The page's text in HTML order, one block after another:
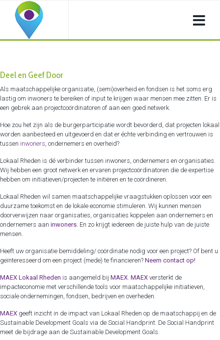
Deel en Geef Door
Als maatschappelijke organisatie, (semi)overheid en fondsen is het soms erg
lastig om inwoners te bereiken of input te krijgen waar mensen mee zitten. Er is
een gebrek aan projectcoördinatoren of aan een goed netwerk.
Hoe zou het zijn als de burgerparticipatie wordt bevorderd, dat projecten lokaal
worden aanbesteed en uitgevoerd en dat er échte verbinding en vertrouwen is
tussen inwoners, ondernemers en overheid?
Lokaal Rheden is dé verbinder tussen inwoners, ondernemers en organisaties.
Wij hebben een groot netwerk en ervaren projectcoördinatoren die de expertise
hebben om initiatieven/projecten te initiëren en te coördineren.
Lokaal Rheden wil samen maatschappelijke vraagstukken oplossen voor een
duurzame toekomst en de lokale economie stimuleren. Wij kunnen mensen
doorverwijzen naar organisaties, organisaties koppelen aan ondernemers en
ondernemers aan inwoners. En zo krijgt iedereen de juiste hulp van de juiste
mensen.
Heeft uw organisatie bemiddeling/ coördinatie nodig voor een project? Of bent u
geïnteresseerd om een project (mede) te financieren? Neem contact op!
MAEX Lokaal Rheden is aangemeld bij MAEX. MAEX versterkt de
impacteconomie met verschillende tools voor maatschappelijke initiatieven,
sociale ondernemingen, fondsen, bedrijven en overheden.
MAEX geeft inzicht in de impact van Lokaal Rheden op de maatschappij en de
Sustainable Development Goals via de Social Handprint. De Social Handprint
meet de bijdrage aan de Sustainable Development Goals.